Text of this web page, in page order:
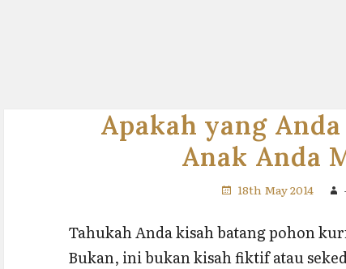
Apakah yang
Anak Anda
18th May 2014
Tahukah Anda kisah batang pohon
Bukan, ini bukan kisah fiktif atau